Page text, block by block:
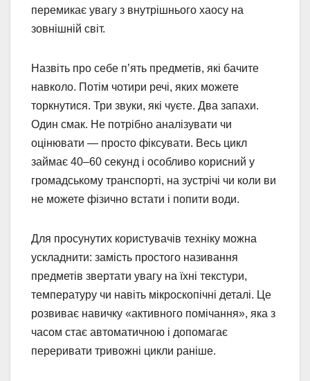
перемикає увагу з внутрішнього хаосу на
зовнішній світ.
Назвіть про себе п’ять предметів, які бачите
навколо. Потім чотири речі, яких можете
торкнутися. Три звуки, які чуєте. Два запахи.
Один смак. Не потрібно аналізувати чи
оцінювати — просто фіксувати. Весь цикл
займає 40–60 секунд і особливо корисний у
громадському транспорті, на зустрічі чи коли ви
не можете фізично встати і попити води.
Для просунутих користувачів техніку можна
ускладнити: замість простого називання
предметів звертати увагу на їхні текстури,
температуру чи навіть мікроскопічні деталі. Це
розвиває навичку «активного помічання», яка з
часом стає автоматичною і допомагає
переривати тривожні цикли раніше.